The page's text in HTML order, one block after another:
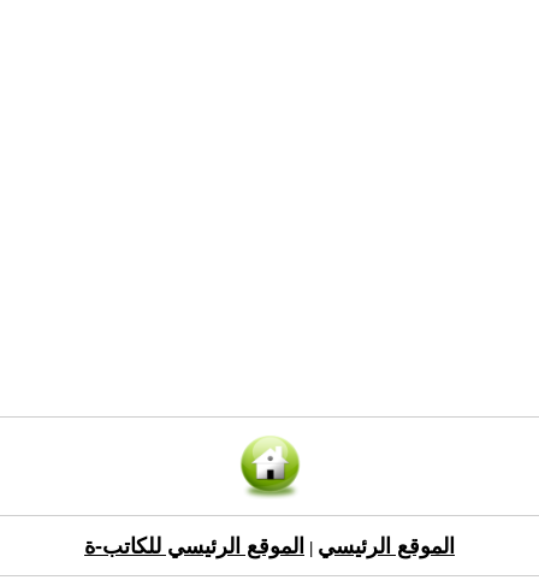
الموقع الرئيسي الموقع الرئيسي للكاتب-ة